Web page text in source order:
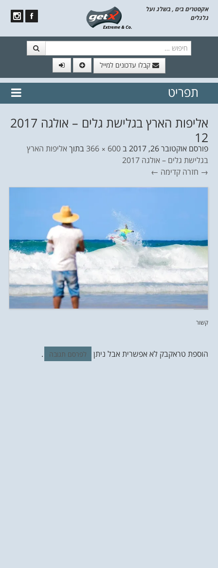
אקסטרים בים , בשלג ועל
גלגלים
קבלו עדכונים למייל
// הצטרף לרשימת תפוצה!
נשמח
תפריט
אליפות הארץ בגלישת גלים – אולגה 2017
12
פורסם אוקטובר 26, 2017 ב600 × 366 בתוךאליפות הארץ
בגלישת גלים – אולגה 2017
→ חזרה קדימה ←
קשור
הוספת טראקבק לא אפשרית אבל ניתן לפרסם תגובה .